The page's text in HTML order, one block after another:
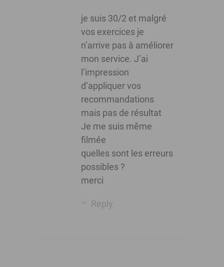
je suis 30/2 et malgré
vos exercices je
n’arrive pas à améliorer
mon service. J’ai
l’impression
d’appliquer vos
recommandations
mais pas de résultat
Je me suis même
filmée
quelles sont les erreurs
possibles ?
merci
Reply